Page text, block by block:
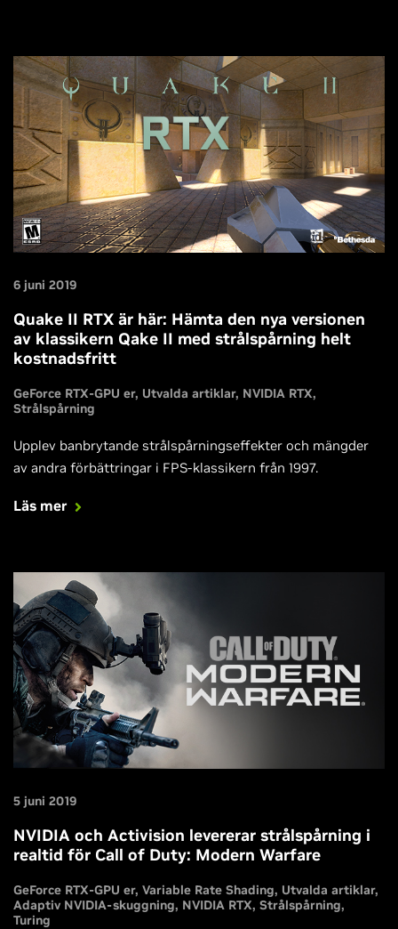
6 juni 2019
Quake II RTX är här: Hämta den nya versionen
av klassikern Qake II med strålspårning helt
kostnadsfritt
GeForce RTX-GPU er Utvalda artiklar NVIDIA RTX
Strålspårning
Upplev banbrytande strålspårningseffekter och mängder
av andra förbättringar i FPS-klassikern från 1997.
Läs mer
5 juni 2019
NVIDIA och Activision levererar strålspårning i
realtid för Call of Duty: Modern Warfare
GeForce RTX-GPU er Variable Rate Shading Utvalda artiklar
Adaptiv NVIDIA-skuggning NVIDIA RTX Strålspårning
Turing